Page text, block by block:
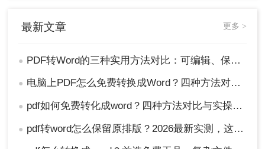
最新文章 更多 >
● PDF转Word的三种实用方法对比：可编辑、保格式、避风险！
● 电脑上PDF怎么免费转换成Word？四种方法对比与实操指南（附详细表格）!
● pdf如何免费转化成word？四种方法对比与实操指南（附详细表格）
● pdf转word怎么保留原排版？2026最新实测，这5种方法从免费到专业全搞定！